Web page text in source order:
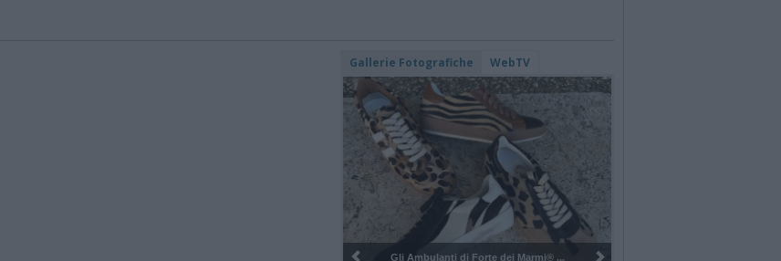
Gallerie Fotografiche WebTV
Pulizia del bosco del Rugareto a ...